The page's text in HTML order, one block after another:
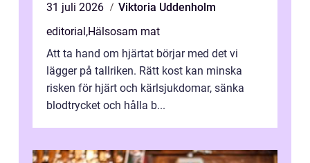
31 juli 2026
Viktoria Uddenholm
editorial,Hälsosam mat
Att ta hand om hjärtat börjar med det vi
lägger på tallriken. Rätt kost kan minska
risken för hjärt och kärlsjukdomar, sänka
blodtrycket och hålla b...